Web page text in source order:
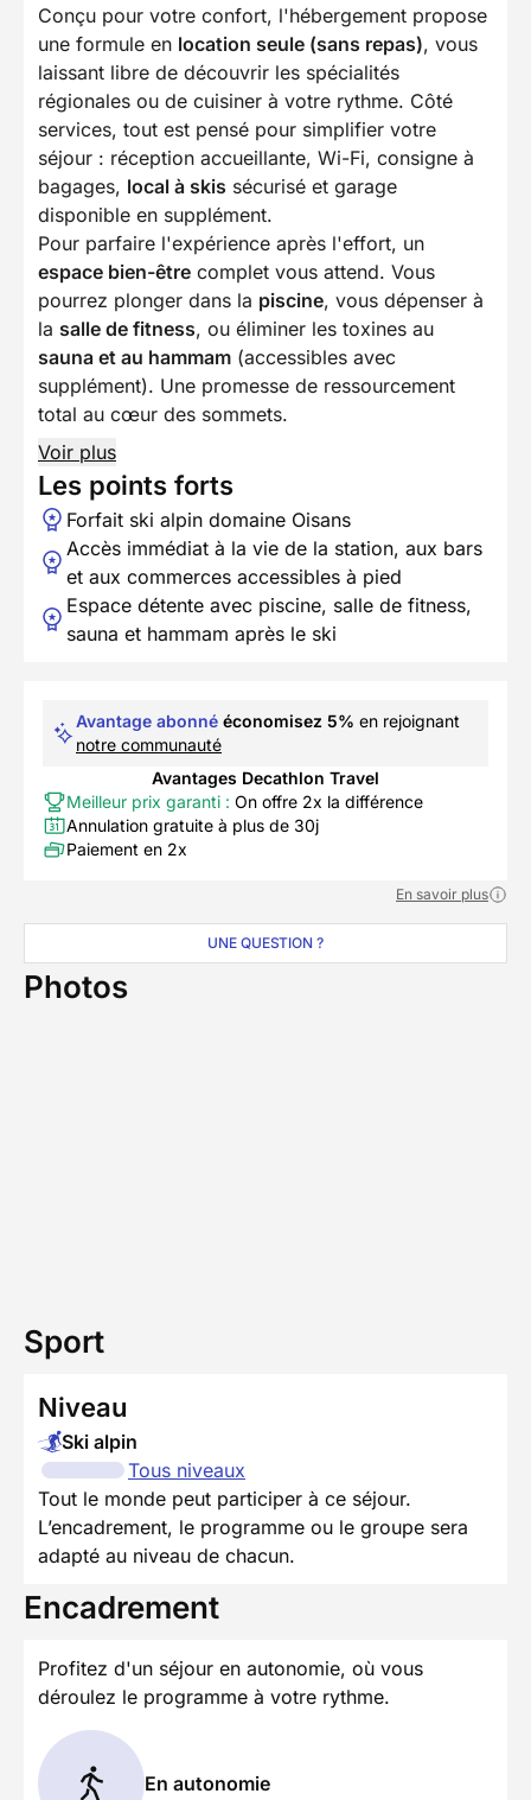
Conçu pour votre confort, l'hébergement propose
une formule en location seule (sans repas), vous
laissant libre de découvrir les spécialités
régionales ou de cuisiner à votre rythme. Côté
services, tout est pensé pour simplifier votre
séjour : réception accueillante, Wi-Fi, consigne à
bagages, local à skis sécurisé et garage
disponible en supplément.
Pour parfaire l'expérience après l'effort, un
espace bien-être complet vous attend. Vous
pourrez plonger dans la piscine, vous dépenser à
la salle de fitness, ou éliminer les toxines au
sauna et au hammam (accessibles avec
supplément). Une promesse de ressourcement
total au cœur des sommets.
Voir plus
Les points forts
Forfait ski alpin domaine Oisans
Accès immédiat à la vie de la station, aux bars
et aux commerces accessibles à pied
Espace détente avec piscine, salle de fitness,
sauna et hammam après le ski
Avantage abonné économisez 5% en rejoignant
notre communauté
Avantages Decathlon Travel
Meilleur prix garanti : On offre 2x la différence
Annulation gratuite à plus de 30j
Paiement en 2x
En savoir plus
UNE QUESTION ?
Photos
Sport
Niveau
Ski alpin
Tous niveaux
Tout le monde peut participer à ce séjour.
L’encadrement, le programme ou le groupe sera
adapté au niveau de chacun.
Encadrement
Profitez d'un séjour en autonomie, où vous
déroulez le programme à votre rythme.
En autonomie